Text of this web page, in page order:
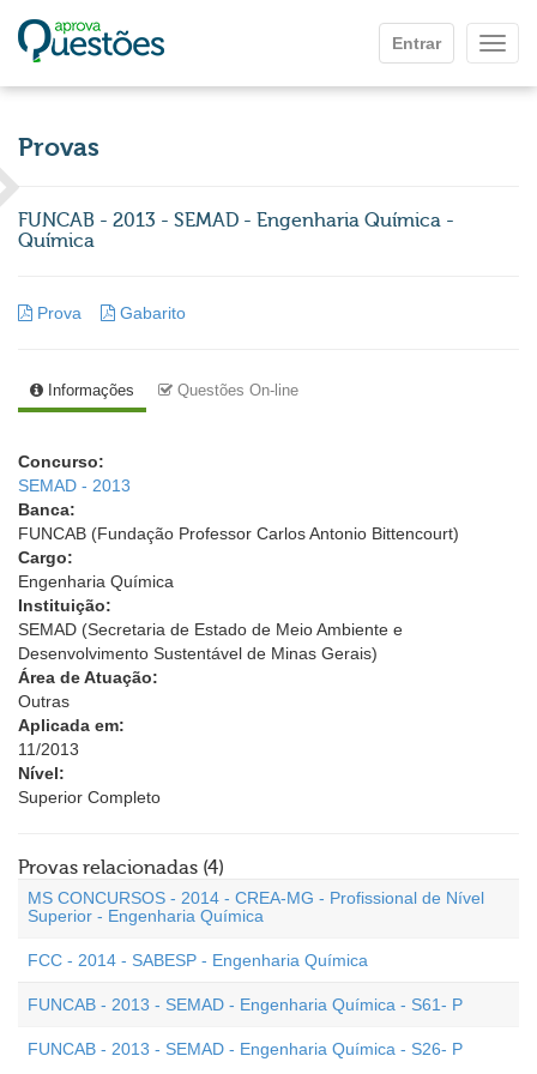
Entrar
Provas
FUNCAB - 2013 - SEMAD - Engenharia Química -
Química
Prova Gabarito
Informações Questões On-line
Concurso:
SEMAD - 2013
Banca:
FUNCAB (Fundação Professor Carlos Antonio Bittencourt)
Cargo:
Engenharia Química
Instituição:
SEMAD (Secretaria de Estado de Meio Ambiente e
Desenvolvimento Sustentável de Minas Gerais)
Área de Atuação:
Outras
Aplicada em:
11/2013
Nível:
Superior Completo
Provas relacionadas (4)
MS CONCURSOS - 2014 - CREA-MG - Profissional de Nível
Superior - Engenharia Química
FCC - 2014 - SABESP - Engenharia Química
FUNCAB - 2013 - SEMAD - Engenharia Química - S61- P
FUNCAB - 2013 - SEMAD - Engenharia Química - S26- P